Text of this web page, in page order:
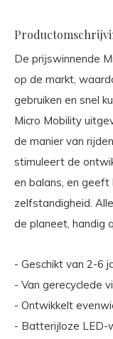
De prijswinnende
op de markt,
gebruiken en snel
Micro Mobility
de manier van
stimuleert de
en balans, en geeft
zelfstandigheid.
de planeet, handig
- Geschikt van 2-6
- Van gerecyclede
- Ontwikkelt
- Batterijloze LED-